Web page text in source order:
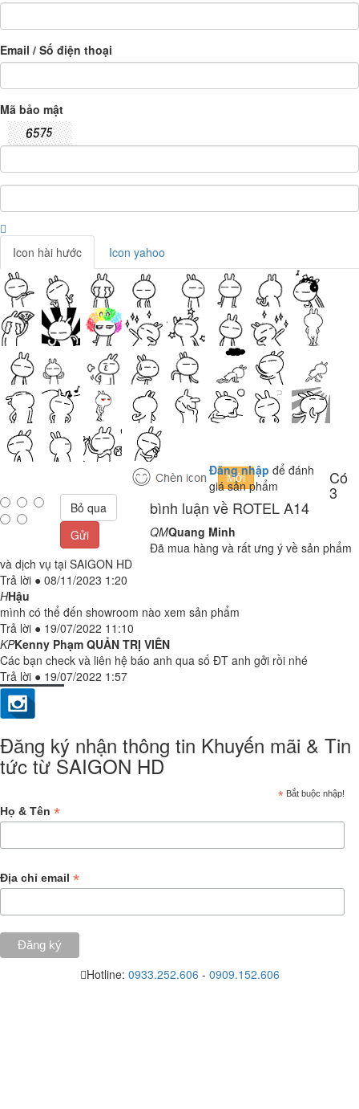
Email / Số điện thoại
Mã bảo mật
Icon hài hước Icon yahoo
Đăng nhập để đánh
giá sản phẩm
Bỏ qua
Gửi
Có
3
bình luận về ROTEL A14
QMQuang Minh
Đã mua hàng và rất ưng ý về sản phẩm
và dịch vụ tại SAIGON HD
Trả lời ● 08/11/2023 1:20
HHậu
mình có thể đến showroom nào xem sản phẩm
Trả lời ● 19/07/2022 11:10
KPKenny Phạm QUẢN TRỊ VIÊN
Các bạn check và liên hệ báo anh qua số ĐT anh gởi rồi nhé
Trả lời ● 19/07/2022 1:57
Đăng ký nhận thông tin Khuyến mãi & Tin
tức từ SAIGON HD
* Bắt buộc nhập!
Họ & Tên *
Địa chỉ email *
Hotline: 0933.252.606 - 0909.152.606